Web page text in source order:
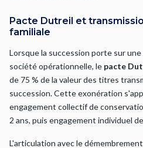
Pacte Dutreil et
familiale
Lorsque la succession porte sur
société opérationnelle, le pacte
de 75 % de la valeur des titres
succession. Cette exonération
engagement collectif de
2 ans, puis engagement individuel
L'articulation avec le